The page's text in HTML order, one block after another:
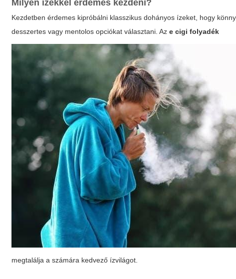
Milyen ízekkel érdemes kezdeni?
Kezdetben érdemes kipróbálni klasszikus dohányos ízeket, hogy
desszertes vagy mentolos opciókat választani. Aze cigi folyadék
megtalálja a számára kedvező ízvilágot.